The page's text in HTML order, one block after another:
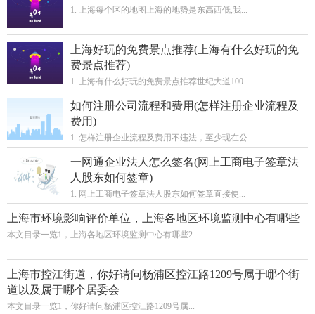
1. 上海每个区的地图上海的地势是东高西低,我...
上海好玩的免费景点推荐(上海有什么好玩的免
费景点推荐)
1. 上海有什么好玩的免费景点推荐世纪大道100...
如何注册公司流程和费用(怎样注册企业流程及
费用)
1. 怎样注册企业流程及费用不违法，至少现在公...
一网通企业法人怎么签名(网上工商电子签章法
人股东如何签章)
1. 网上工商电子签章法人股东如何签章直接使...
上海市环境影响评价单位，上海各地区环境监测中心有哪些
本文目录一览1，上海各地区环境监测中心有哪些2...
上海市控江街道，你好请问杨浦区控江路1209号属于哪个街
道以及属于哪个居委会
本文目录一览1，你好请问杨浦区控江路1209号属...